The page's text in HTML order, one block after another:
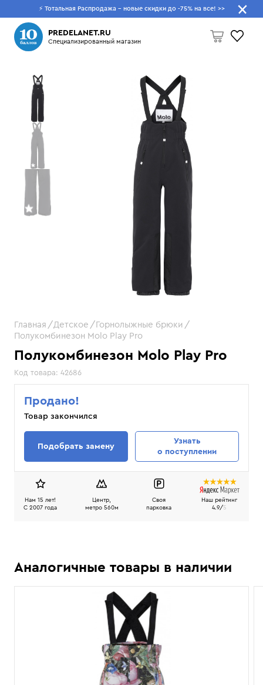
⚡ Тотальная Распродажа - новые скидки до -75% на все! >>
PREDELANET.RU
Специализированный магазин
Пусто
Что будем искать?
Полукомбинезон Molo Play Pro
Код товара: 42686
Главная Детское
Горнолыжные брюки
Полукомбинезон Molo Play Pro
Продано!
Товар закончился
Подобрать замену
Узнать
о поступлении
Нам 15 лет!
C 2007 года
Центр,
метро 560м
Своя
парковка
Наш рейтинг
4.9/5
Аналогичные товары в наличии